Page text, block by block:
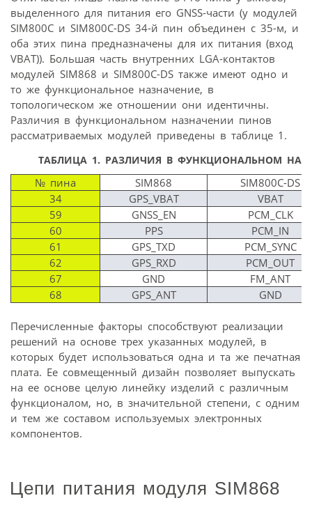
выделенного для питания его GNSS-части (у модулей
SIM800C и SIM800C-DS 34-й пин объединен с 35-м, и
оба этих пина предназначены для их питания (вход
VBAT)). Большая часть внутренних LGA-контактов
модулей SIM868 и SIM800C-DS также имеют одно и
то же функциональное назначение, в
топологическом же отношении они идентичны.
Различия в функциональном назначении пинов
рассматриваемых модулей приведены в таблице 1.
ТАБЛИЦА 1. РАЗЛИЧИЯ В ФУНКЦИОНАЛЬНОМ
№ пина SIM868
SIM800C-DS
34
GPS_VBAT
VBAT
59
GNSS_EN
PCM_CLK
60
PPS
PCM_IN
61
GPS_TXD
PCM_SYNC
62
GPS_RXD
PCM_OUT
67
GND
FM_ANT
68
GPS_ANT GND
Перечисленные факторы способствуют реализации
решений на основе трех указанных модулей, в
которых будет использоваться одна и та же печатная
плата. Ее совмещенный дизайн позволяет выпускать
на ее основе целую линейку изделий с различным
функционалом, но, в значительной степени, с одним
и тем же составом используемых электронных
компонентов.
Цепи питания модуля SIM868